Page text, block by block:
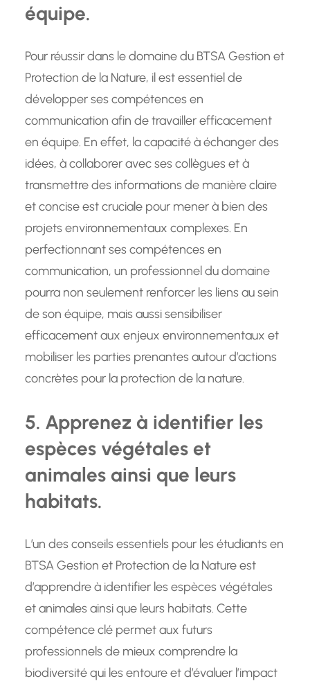
équipe.
Pour réussir dans le domaine du BTSA Gestion et
Protection de la Nature, il est essentiel de
développer ses compétences en
communication afin de travailler efficacement
en équipe. En effet, la capacité à échanger des
idées, à collaborer avec ses collègues et à
transmettre des informations de manière claire
et concise est cruciale pour mener à bien des
projets environnementaux complexes. En
perfectionnant ses compétences en
communication, un professionnel du domaine
pourra non seulement renforcer les liens au sein
de son équipe, mais aussi sensibiliser
efficacement aux enjeux environnementaux et
mobiliser les parties prenantes autour d’actions
concrètes pour la protection de la nature.
5. Apprenez à identifier les
espèces végétales et
animales ainsi que leurs
habitats.
L’un des conseils essentiels pour les étudiants en
BTSA Gestion et Protection de la Nature est
d’apprendre à identifier les espèces végétales
et animales ainsi que leurs habitats. Cette
compétence clé permet aux futurs
professionnels de mieux comprendre la
biodiversité qui les entoure et d’évaluer l’impact